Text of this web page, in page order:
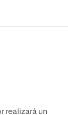
realizará un